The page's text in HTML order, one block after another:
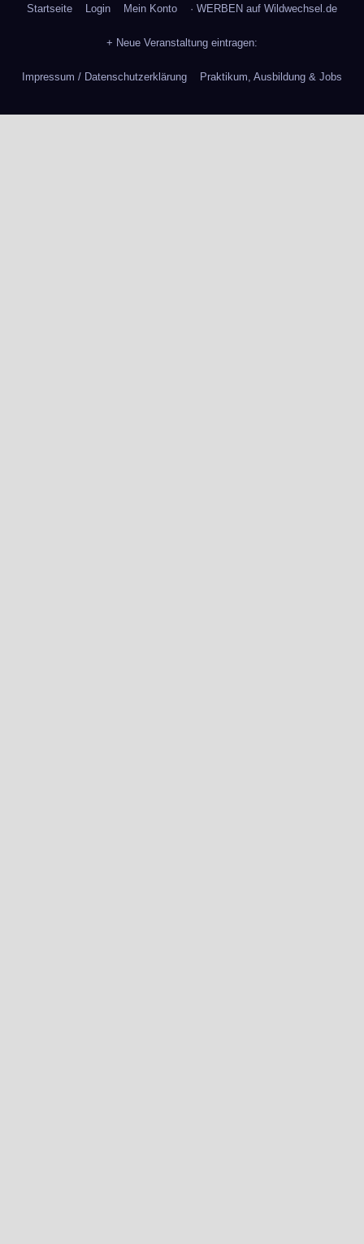
Startseite Login Mein Konto · WERBEN auf Wildwechsel.de
+ Neue Veranstaltung eintragen:
Impressum / Datenschutzerklärung Praktikum, Ausbildung & Jobs